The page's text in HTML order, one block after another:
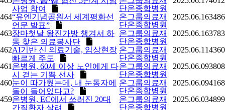
사업 참여
단온종합병원
464“유엔기념공원서 세계평화선
언문 발표”
온그룹의료재
단온종합병원
2025.06.163486
463장마첫날 왕진가방 챙겨서 하
동 찾은 의료봉사단
온그룹의료재
단온종합병원
2025.06.163783
462AI기반 신 의료기술, 임상현장
빠르게 주도
온그룹의료재
단온종합병원
2025.06.114360
461 온병원, 60세 이상 노인에게 다
시 걷는 기쁨 선사
온그룹의료재
단온종합병원
2025.06.093808
460눈이 따가웠는데, 내 눈동자에
돌이 들어있다고?
온그룹의료재
단온종합병원
2025.06.094168
459온병원, EC에서 쓰러진 20대
간질환자 살려
온그룹의료재
단온종합병원
2025.06.034899